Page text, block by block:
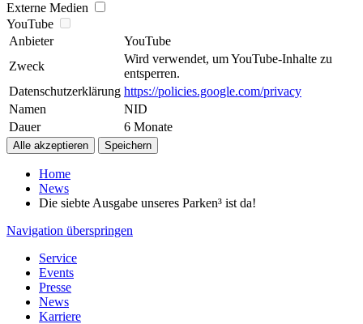
Externe Medien
YouTube
Anbieter
YouTube
Zweck
Wird verwendet, um YouTube-Inhalte zu
entsperren.
Datenschutzerklärung https://policies.google.com/privacy
Namen
NID
Dauer
6 Monate
Home
News
Die siebte Ausgabe unseres Parken³ ist da!
Navigation überspringen
Service
Events
Presse
News
Karriere